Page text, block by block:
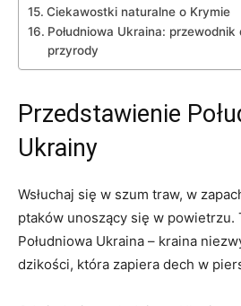
Ciekawostki naturalne o Krymie
Południowa Ukraina: przewodnik
przyrody
Przedstawienie
Ukrainy
Wsłuchaj się w szum traw, w
ptaków unoszący się w powietrzu.
Południowa Ukraina – kraina
dzikości, która zapiera dech w